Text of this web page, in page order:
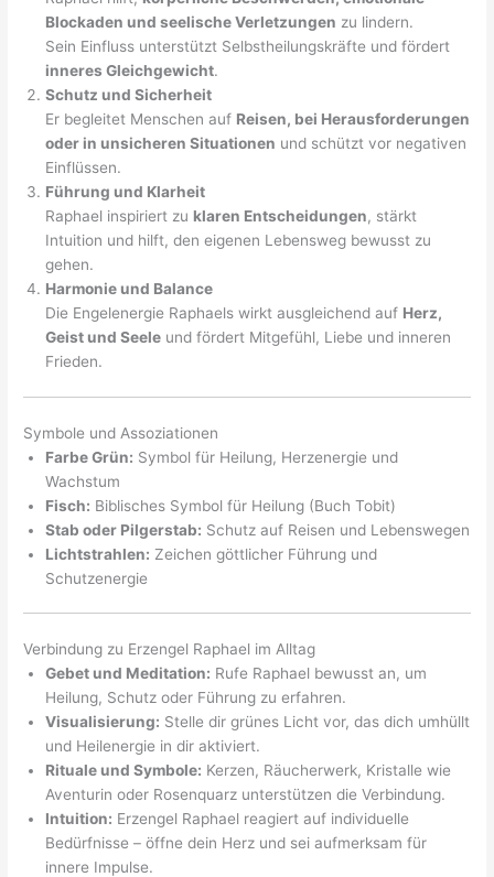
Blockaden und seelische Verletzungen zu lindern.
Sein Einfluss unterstützt Selbstheilungskräfte und fördert
inneres Gleichgewicht.
Schutz und Sicherheit
Er begleitet Menschen auf Reisen, bei Herausforderungen
oder in unsicheren Situationen und schützt vor negativen
Einflüssen.
Führung und Klarheit
Raphael inspiriert zu klaren Entscheidungen, stärkt
Intuition und hilft, den eigenen Lebensweg bewusst zu
gehen.
Harmonie und Balance
Die Engelenergie Raphaels wirkt ausgleichend auf Herz,
Geist und Seele und fördert Mitgefühl, Liebe und inneren
Frieden.
Symbole und Assoziationen
Farbe Grün: Symbol für Heilung, Herzenergie und
Wachstum
Fisch: Biblisches Symbol für Heilung (Buch Tobit)
Stab oder Pilgerstab: Schutz auf Reisen und Lebenswegen
Lichtstrahlen: Zeichen göttlicher Führung und
Schutzenergie
Verbindung zu Erzengel Raphael im Alltag
Gebet und Meditation: Rufe Raphael bewusst an, um
Heilung, Schutz oder Führung zu erfahren.
Visualisierung: Stelle dir grünes Licht vor, das dich umhüllt
und Heilenergie in dir aktiviert.
Rituale und Symbole: Kerzen, Räucherwerk, Kristalle wie
Aventurin oder Rosenquarz unterstützen die Verbindung.
Intuition: Erzengel Raphael reagiert auf individuelle
Bedürfnisse – öffne dein Herz und sei aufmerksam für
innere Impulse.